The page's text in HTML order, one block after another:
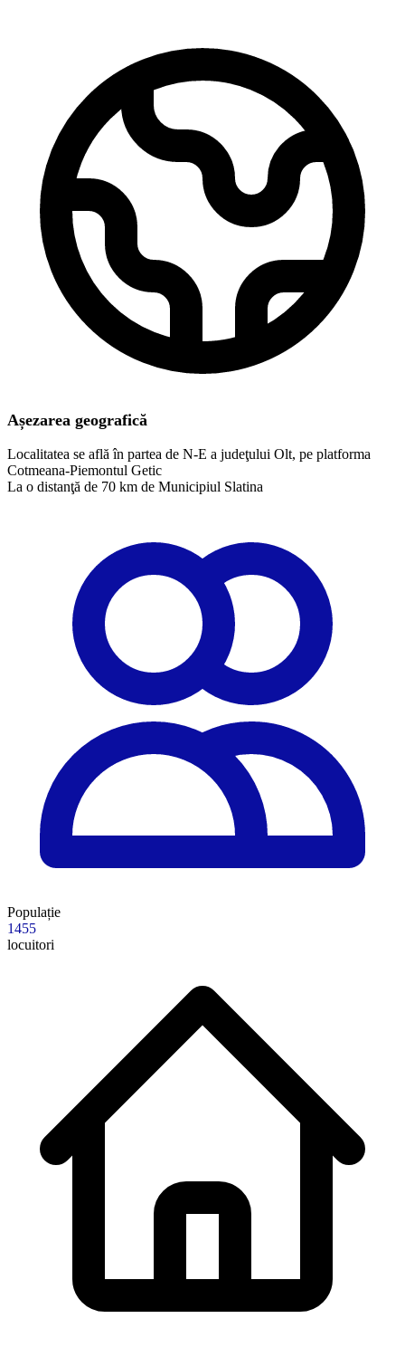
Așezarea geografică
Localitatea se află în partea de N-E a judeţului Olt, pe platforma
Cotmeana-Piemontul Getic
La o distanţă de 70 km de Municipiul Slatina
Populație
1455
locuitori